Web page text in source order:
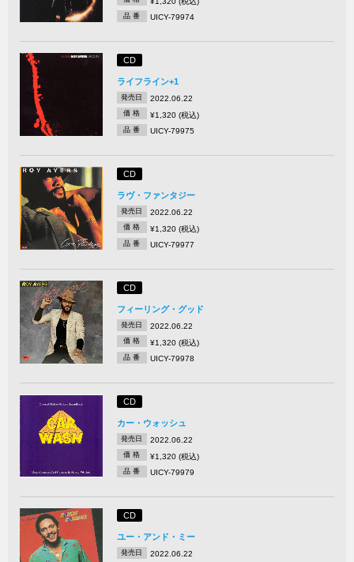
品 番 UICY-79974
CD
ライフライン+1
発売日 2022.06.22
価 格 ¥1,320 (税込)
品 番 UICY-79975
CD
ラヴ・ファンタジー
発売日 2022.06.22
価 格 ¥1,320 (税込)
品 番 UICY-79977
CD
フィーリング・グッド
発売日 2022.06.22
価 格 ¥1,320 (税込)
品 番 UICY-79978
CD
カー・ウォッシュ
発売日 2022.06.22
価 格 ¥1,320 (税込)
品 番 UICY-79979
CD
ユー・アンド・ミー
発売日 2022.06.22